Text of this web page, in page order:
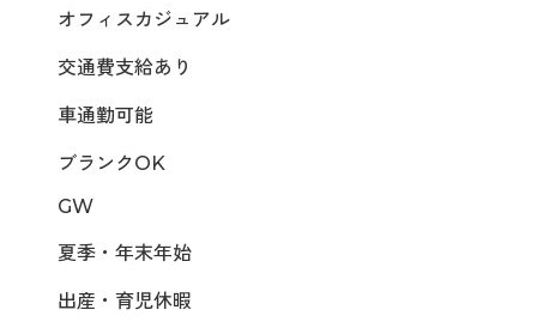
オフィスカジュアル
交通費支給あり
車通勤可能
ブランクOK
GW
夏季・年末年始
出産・育児休暇